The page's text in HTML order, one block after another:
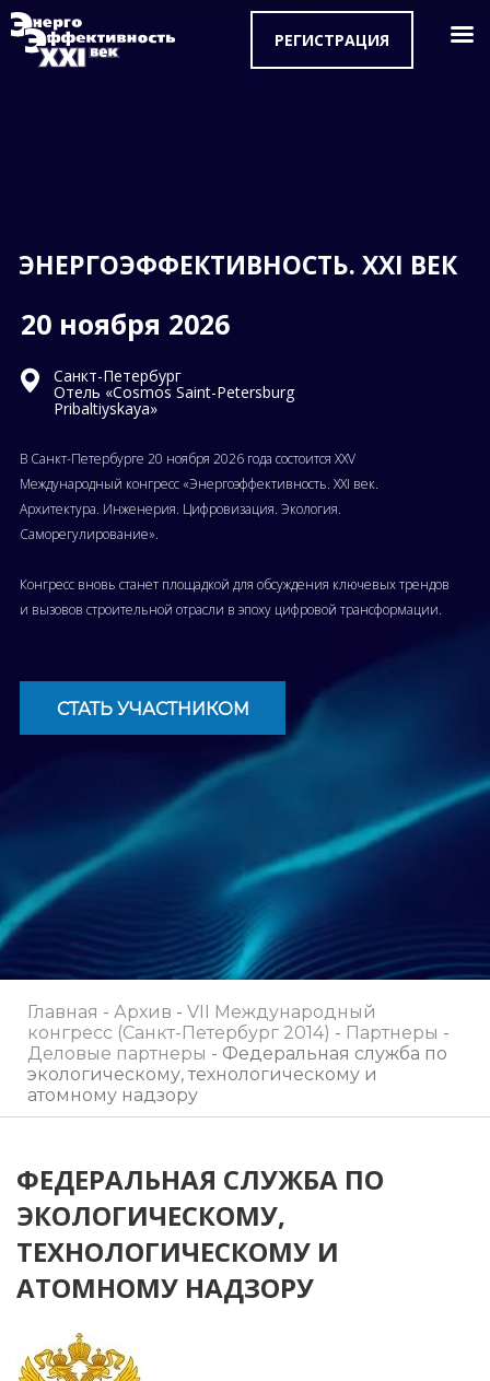
РЕГИСТРАЦИЯ
ЭНЕРГОЭФФЕКТИВНОСТЬ. XXI ВЕК
20 ноября 2026
В Санкт-Петербурге 20 ноября 2026 года состоится XXV
Международный конгресс «Энергоэффективность. XXI век.
Архитектура. Инженерия. Цифровизация. Экология.
Саморегулирование».
Конгресс вновь станет площадкой для обсуждения ключевых трендов
и вызовов строительной отрасли в эпоху цифровой трансформации.
Санкт-Петербург
Отель «Cosmos Saint-Petersburg
Pribaltiyskaya»
СТАТЬ УЧАСТНИКОМ
Главная - Архив - VII Международный
конгресс (Санкт-Петербург 2014) - Партнеры -
Деловые партнеры - Федеральная служба по
экологическому, технологическому и
атомному надзору
ФЕДЕРАЛЬНАЯ СЛУЖБА ПО
ЭКОЛОГИЧЕСКОМУ,
ТЕХНОЛОГИЧЕСКОМУ И
АТОМНОМУ НАДЗОРУ